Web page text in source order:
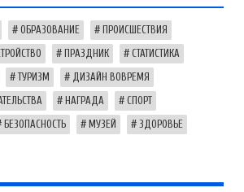
ОБРАЗОВАНИЕ ПРОИСШЕСТВИЯ
ПРАЗДНИК СТАТИСТИКА
ТУРИЗМ ДИЗАЙН ВОВРЕМЯ
НАГРАДА СПОРТ
БЕЗОПАСНОСТЬ МУЗЕЙ ЗДОРОВЬЕ